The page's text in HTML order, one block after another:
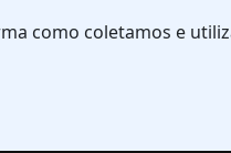
como coletamos e